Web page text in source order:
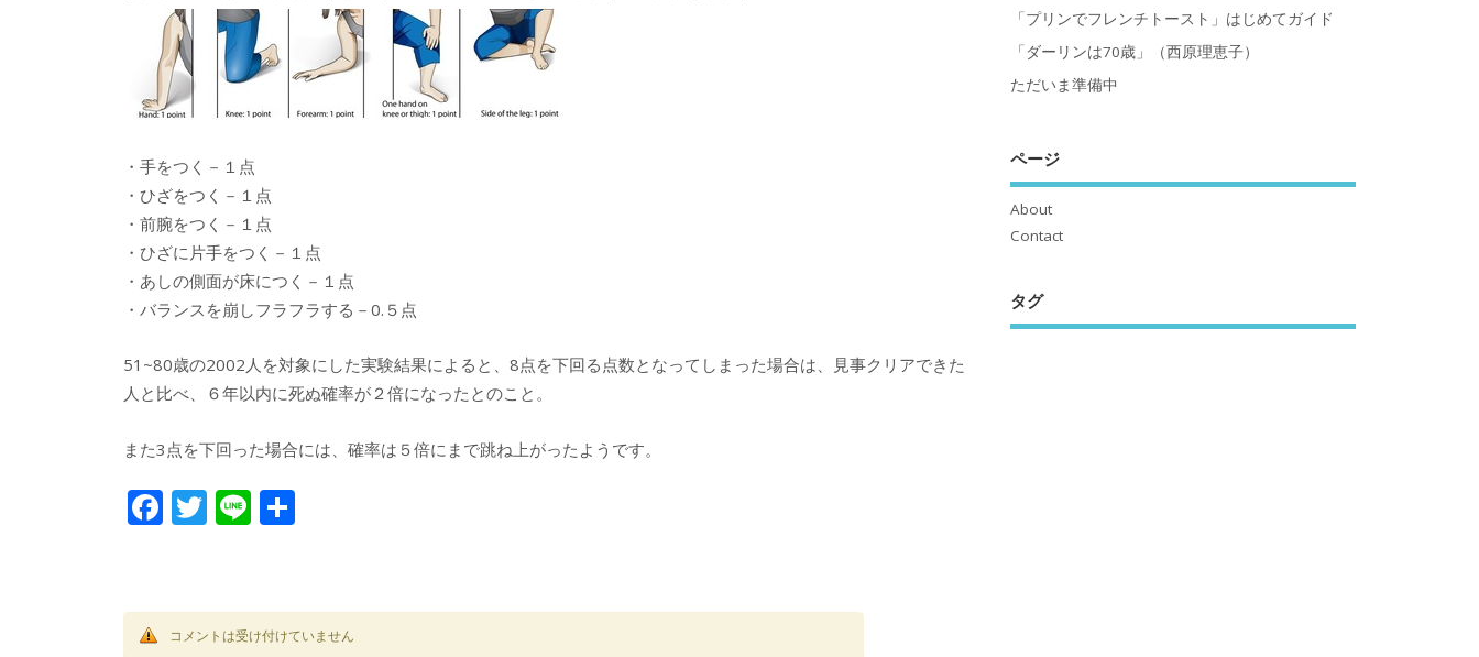
・手をつく－１点
・ひざをつく－１点
・前腕をつく－１点
・ひざに片手をつく－１点
・あしの側面が床につく－１点
・バランスを崩しフラフラする－0.５点
51~80歳の2002人を対象にした実験結果によると、8点を下回る点数となってしまった場合は、見事クリアできた
人と比べ、６年以内に死ぬ確率が２倍になったとのこと。
また3点を下回った場合には、確率は５倍にまで跳ね上がったようです。
F
b
T
er
Li
コメントは受け付けていません
「プリンでフレンチトースト」はじめてガイド
「ダーリンは70歳」（西原理恵子）
ただいま準備中
ページ
About
Contact
タグ